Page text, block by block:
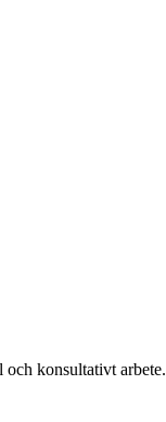
konsultativt arbete.